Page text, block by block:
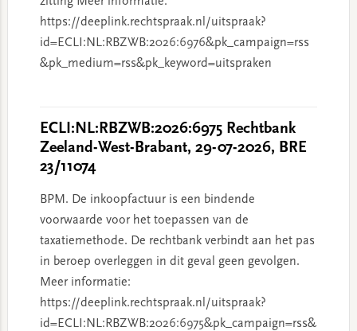
https://deeplink.rechtspraak.nl/uitspraak?
id=ECLI:NL:RBZWB:2026:6976&pk_campaign=rss
&pk_medium=rss&pk_keyword=uitspraken
ECLI:NL:RBZWB:2026:6975 Rechtbank
Zeeland-West-Brabant, 29-07-2026, BRE
23/11074
BPM. De inkoopfactuur is een bindende
voorwaarde voor het toepassen van de
taxatiemethode. De rechtbank verbindt aan het pas
in beroep overleggen in dit geval geen gevolgen.
Meer informatie:
https://deeplink.rechtspraak.nl/uitspraak?
id=ECLI:NL:RBZWB:2026:6975&pk_campaign=rss&